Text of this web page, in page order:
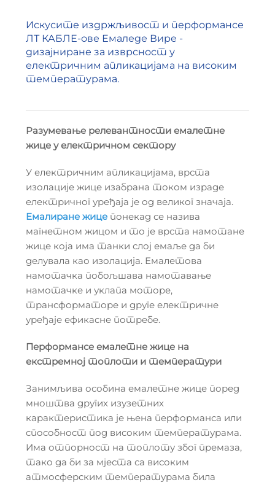
Искусите издржљивост и перформансе
ЛТ КАБЛЕ-ове Емаледе Вире -
дизајниране за изврсност у
електричним апликацијама на високим
температурама.
Разумевање релевантности емалетне
жице у електричном сектору
У електричним апликацијама, врста
изолације жице изабрана током израде
електричног уређаја је од великог значаја.
Емалиране жице понекад се назива
магнетном жицом и то је врста намотане
жице која има танки слој емаље да би
делувала као изолација. Емалетова
намотачка побољшава намотавање
намотачке и уклапа моторе,
трансформаторе и друге електричне
уређаје ефикасне потребе.
Перформансе емалетне жице на
екстремној топлоти и температури
Занимљива особина емалетне жице поред
мноштва других изузетних
карактеристика је њена перформанса или
способност под високим температурама.
Има отпорност на топлоту због премаза,
тако да би за мјеста са високим
атмосферским температурама била